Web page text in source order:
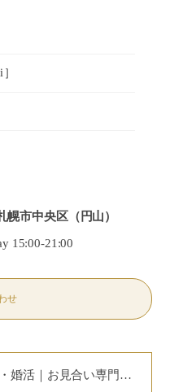
市中央区（円山）
15:00-21:00
せ
札幌の結婚相談・婚活｜お見合い専門サロンBLANC｜30代40代50代の安心婚活